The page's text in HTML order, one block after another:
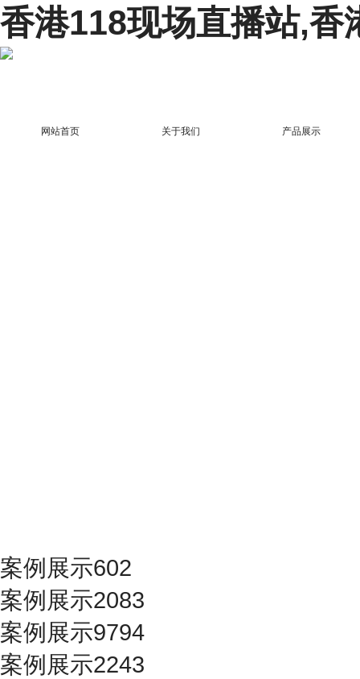
香港118现场直播站,香
网站首页 关于我们 产品展示
案例展示602
案例展示2083
案例展示9794
案例展示2243